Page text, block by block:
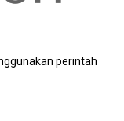
perintah